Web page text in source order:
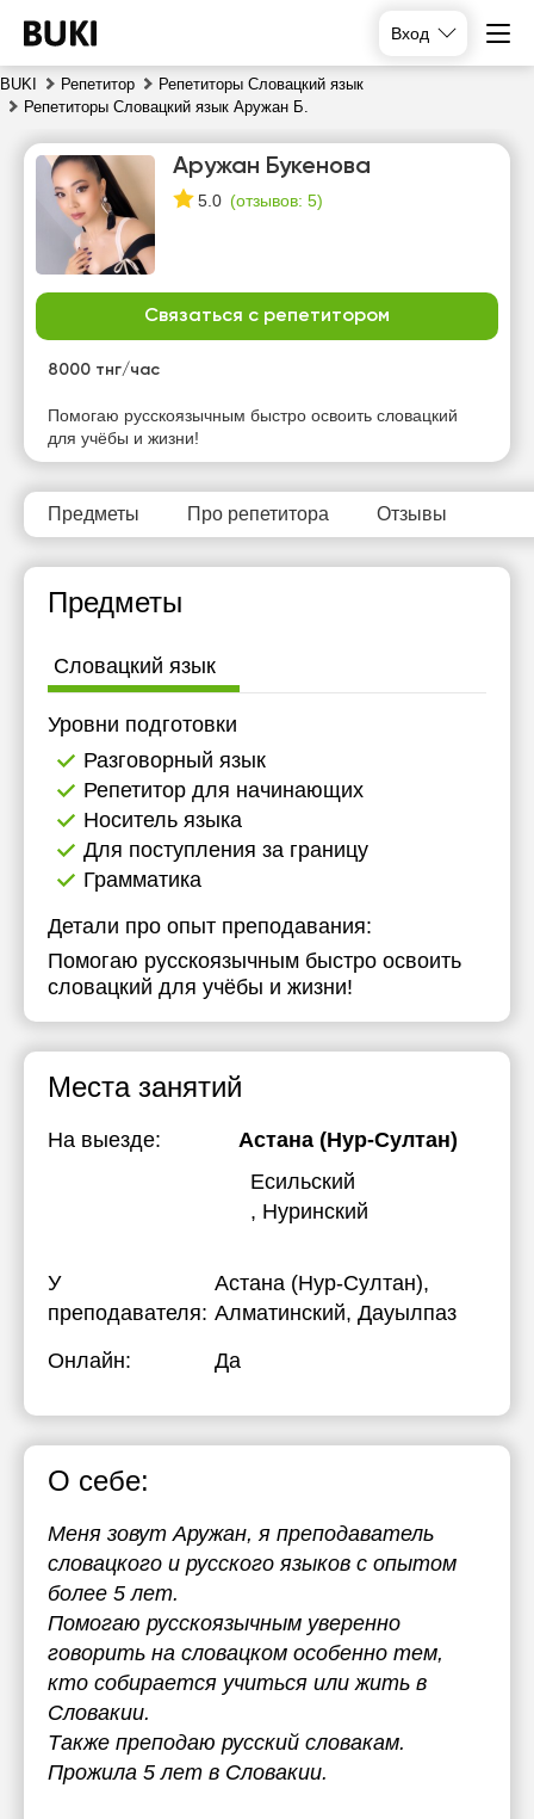
Вход
BUKI Репетитор
Репетиторы Словацкий язык
Репетиторы Словацкий язык Аружан Б.
Аружан Букенова
5.0 (отзывов: 5)
Связаться с репетитором
8000 тнг/час
Помогаю русскоязычным быстро освоить словацкий
для учёбы и жизни!
Предметы Про репетитора Отзывы
Предметы
Словацкий язык
Уровни подготовки
Разговорный язык
Репетитор для начинающих
Носитель языка
Для поступления за границу
Грамматика
Детали про опыт преподавания:
Помогаю русскоязычным быстро освоить
словацкий для учёбы и жизни!
Места занятий
На выезде:
Астана (Нур-Султан)
Есильский
, Нуринский
У
преподавателя:
Астана (Нур-Султан),
Алматинский, Дауылпаз
Онлайн:
Да
О себе:
Меня зовут Аружан, я преподаватель
словацкого и русского языков с опытом
более 5 лет.
Помогаю русскоязычным уверенно
говорить на словацком особенно тем,
кто собирается учиться или жить в
Словакии.
Также преподаю русский словакам.
Прожила 5 лет в Словакии.
сб
вс
18:00
18:30
19:00
20:00
18:00
18:30
19:00
20:00
18:00
18:30
19:00
Нет